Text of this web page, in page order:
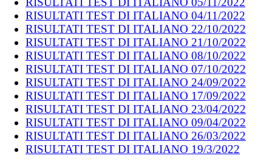
RISULTATI TEST DI ITALIANO 04/11/2022
RISULTATI TEST DI ITALIANO 22/10/2022
RISULTATI TEST DI ITALIANO 21/10/2022
RISULTATI TEST DI ITALIANO 08/10/2022
RISULTATI TEST DI ITALIANO 07/10/2022
RISULTATI TEST DI ITALIANO 24/09/2022
RISULTATI TEST DI ITALIANO 17/09/2022
RISULTATI TEST DI ITALIANO 23/04/2022
RISULTATI TEST DI ITALIANO 09/04/2022
RISULTATI TEST DI ITALIANO 26/03/2022
RISULTATI TEST DI ITALIANO 19/3/2022